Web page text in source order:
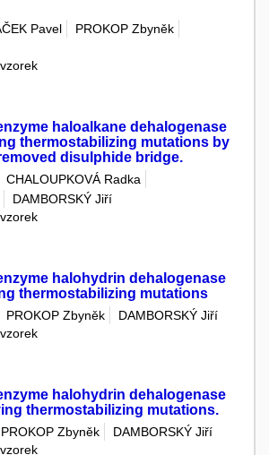
Pavel
PROKOP Zbyněk
haloalkane dehalogenase
thermostabilizing mutations by
disulphide bridge.
CHALOUPKOVÁ Radka
DAMBORSKÝ Jiří
halohydrin dehalogenase
thermostabilizing mutations
PROKOP Zbyněk
DAMBORSKÝ Jiří
halohydrin dehalogenase
thermostabilizing mutations.
PROKOP Zbyněk
DAMBORSKÝ Jiří